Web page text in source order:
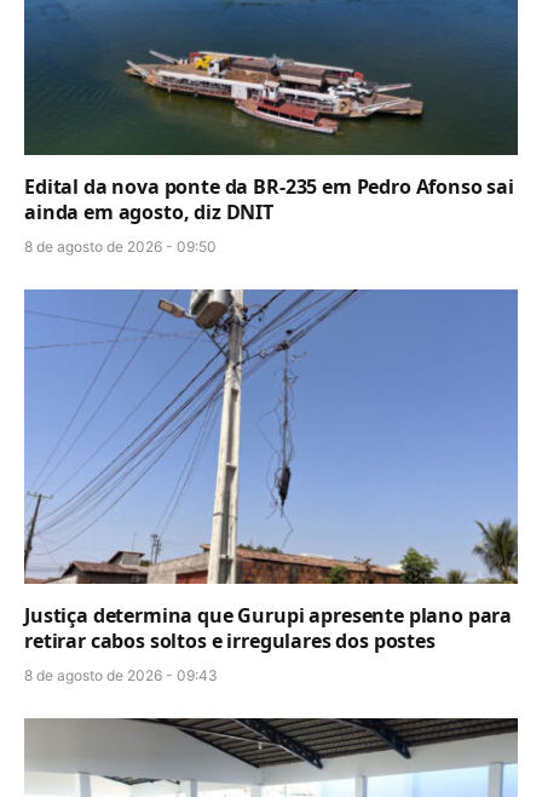
Edital da nova ponte da BR-235 em Pedro Afonso sai
ainda em agosto, diz DNIT
8 de agosto de 2026 - 09:50
Justiça determina que Gurupi apresente plano para
retirar cabos soltos e irregulares dos postes
8 de agosto de 2026 - 09:43